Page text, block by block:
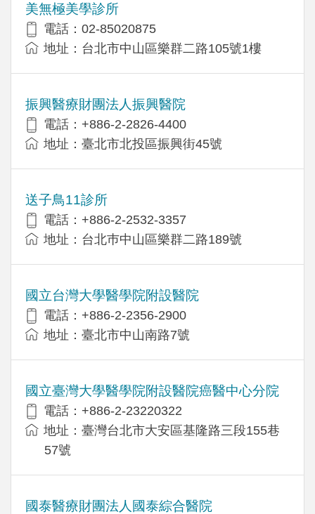
美無極美學診所
電話：02-85020875
地址：台北市中山區樂群二路105號1樓
振興醫療財團法人振興醫院
電話：+886-2-2826-4400
地址：臺北市北投區振興街45號
送子鳥11診所
電話：+886-2-2532-3357
地址：台北巿中山區樂群二路189號
國立台灣大學醫學院附設醫院
電話：+886-2-2356-2900
地址：臺北市中山南路7號
國立臺灣大學醫學院附設醫院癌醫中心分院
電話：+886-2-23220322
地址：臺灣台北市大安區基隆路三段155巷
57號
國泰醫療財團法人國泰綜合醫院